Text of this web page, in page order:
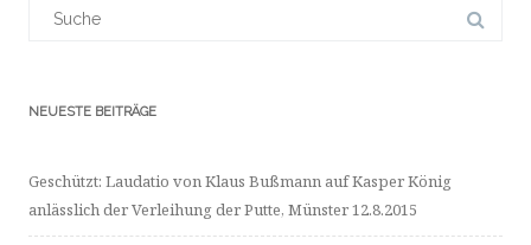
für:
NEUESTE BEITRÄGE
Geschützt: Laudatio von Klaus Bußmann auf Kasper König
anlässlich der Verleihung der Putte, Münster 12.8.2015